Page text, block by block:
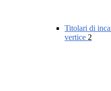
Titolari di
vertice 2